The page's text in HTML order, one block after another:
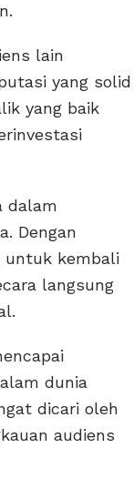
lain
yang solid
yang baik
dalam
Dengan
untuk kembali
langsung
dunia
dicari oleh
audiens